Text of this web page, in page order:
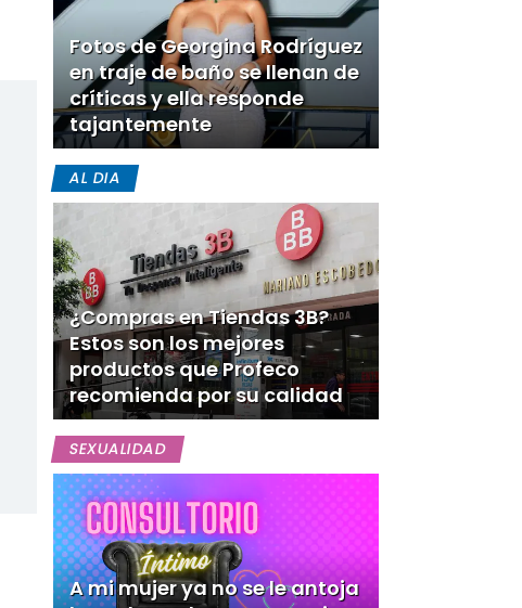
Fotos de Georgina Rodríguez
en traje de baño se llenan de
críticas y ella responde
tajantemente
AL DIA
¿Compras en Tiendas 3B?
Estos son los mejores
productos que Profeco
recomienda por su calidad
SEXUALIDAD
A mi mujer ya no se le antoja